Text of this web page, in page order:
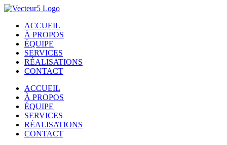
Passer
contenuACCUEIL
À PROPOS
ÉQUIPE
SERVICES
RÉALISATIONS
CONTACT
ACCUEIL
À PROPOS
ÉQUIPE
SERVICES
RÉALISATIONS
CONTACT